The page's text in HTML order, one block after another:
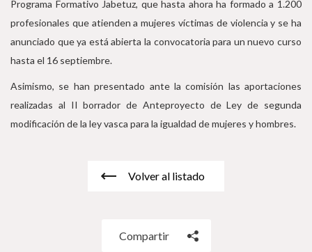
Programa Formativo Jabetuz, que hasta ahora ha formado a 1.200
profesionales que atienden a mujeres víctimas de violencia y se ha
anunciado que ya está abierta la convocatoria para un nuevo curso
hasta el 16 septiembre.
Asimismo, se han presentado ante la comisión las aportaciones
realizadas al II borrador de Anteproyecto de Ley de segunda
modificación de la ley vasca para la igualdad de mujeres y hombres.
Volver al listado
Compartir